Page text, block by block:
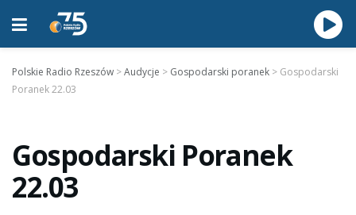
Polskie Radio Rzeszów >Audycje > Gospodarski poranek > Gospodarski
Poranek 22.03
Gospodarski Poranek
22.03